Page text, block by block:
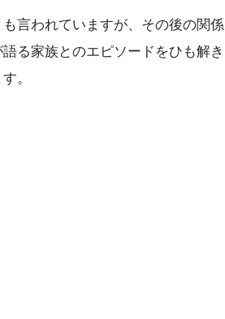
言われていますが、その後の関係
る家族とのエピソードをひも解き
。